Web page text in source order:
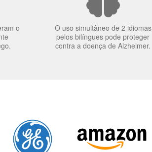
o
O uso simultâneo de 2 idiomas
pelos bilíngues pode proteger
contra a doença de Alzheimer.